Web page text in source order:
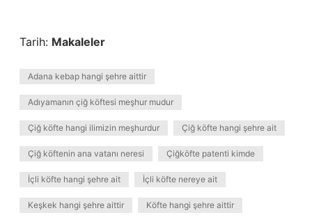
Tarih: Makaleler
Adana kebap hangi şehre aittir
Adıyamanın çiğ köftesi meşhur mudur
Çiğ köfte hangi ilimizin meşhurdur Çiğ köfte hangi şehre ait
Çiğ köftenin ana vatanı neresi Çiğköfte patenti kimde
İçli köfte hangi şehre ait İçli köfte nereye ait
Keşkek hangi şehre aittir Köfte hangi şehre aittir